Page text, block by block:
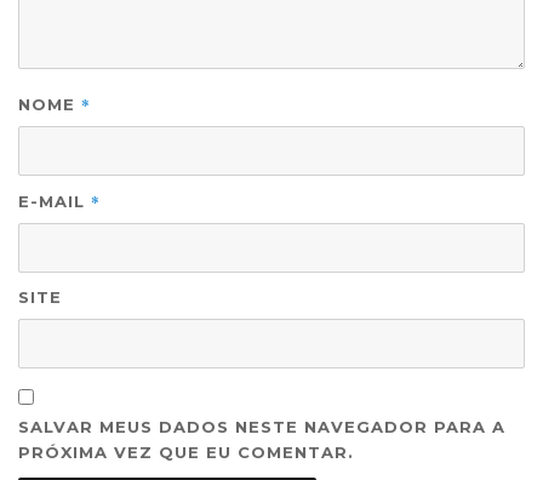
NOME *
E-MAIL *
SITE
SALVAR MEUS DADOS NESTE NAVEGADOR PARA A
PRÓXIMA VEZ QUE EU COMENTAR.